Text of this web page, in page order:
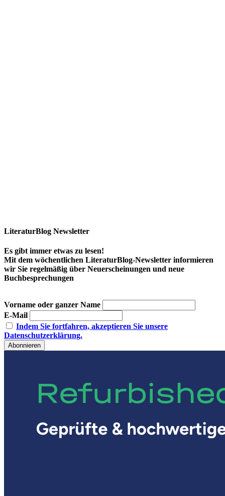
LiteraturBlog Newsletter
Es gibt immer etwas zu lesen!
Mit dem wöchentlichen LiteraturBlog-Newsletter informieren
wir Sie regelmäßig über Neuerscheinungen und neue
Buchbesprechungen
Vorname oder ganzer Name
E-Mail
Indem Sie fortfahren, akzeptieren Sie unsere
Datenschutzerklärung.